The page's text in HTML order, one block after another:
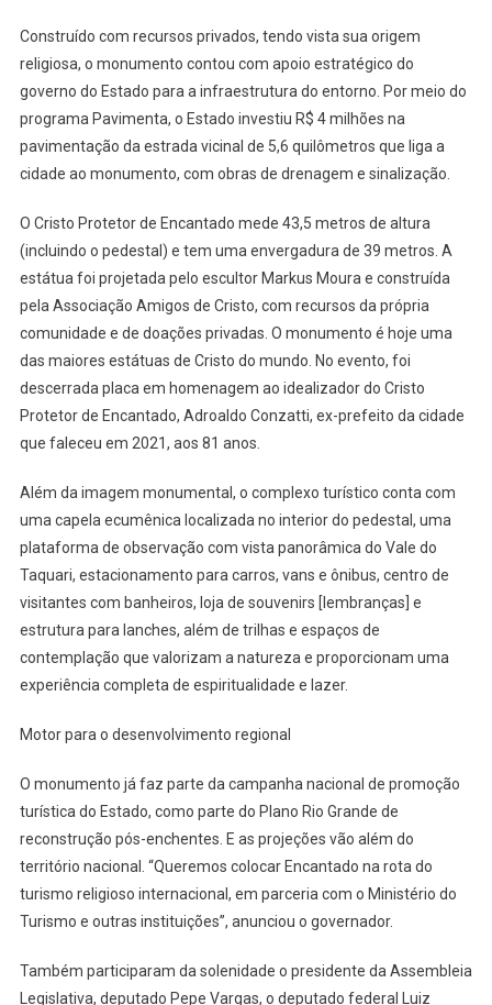
Construído com recursos privados, tendo vista sua origem
religiosa, o monumento contou com apoio estratégico do
governo do Estado para a infraestrutura do entorno. Por meio do
programa Pavimenta, o Estado investiu R$ 4 milhões na
pavimentação da estrada vicinal de 5,6 quilômetros que liga a
cidade ao monumento, com obras de drenagem e sinalização.
O Cristo Protetor de Encantado mede 43,5 metros de altura
(incluindo o pedestal) e tem uma envergadura de 39 metros. A
estátua foi projetada pelo escultor Markus Moura e construída
pela Associação Amigos de Cristo, com recursos da própria
comunidade e de doações privadas. O monumento é hoje uma
das maiores estátuas de Cristo do mundo. No evento, foi
descerrada placa em homenagem ao idealizador do Cristo
Protetor de Encantado, Adroaldo Conzatti, ex-prefeito da cidade
que faleceu em 2021, aos 81 anos.
Além da imagem monumental, o complexo turístico conta com
uma capela ecumênica localizada no interior do pedestal, uma
plataforma de observação com vista panorâmica do Vale do
Taquari, estacionamento para carros, vans e ônibus, centro de
visitantes com banheiros, loja de souvenirs [lembranças] e
estrutura para lanches, além de trilhas e espaços de
contemplação que valorizam a natureza e proporcionam uma
experiência completa de espiritualidade e lazer.
Motor para o desenvolvimento regional
O monumento já faz parte da campanha nacional de promoção
turística do Estado, como parte do Plano Rio Grande de
reconstrução pós-enchentes. E as projeções vão além do
território nacional. “Queremos colocar Encantado na rota do
turismo religioso internacional, em parceria com o Ministério do
Turismo e outras instituições”, anunciou o governador.
Também participaram da solenidade o presidente da Assembleia
Legislativa, deputado Pepe Vargas, o deputado federal Luiz